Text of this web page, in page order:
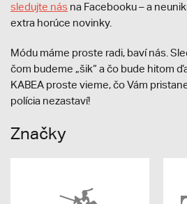
sledujte nás na Facebooku – a
extra horúce novinky.
Módu máme proste radi, baví nás.
čom budeme „šik“ a čo bude hitom
KABEA proste vieme, čo Vám
polícia nezastaví!
Značky